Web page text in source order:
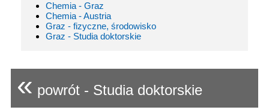
Chemia - Graz
Chemia - Austria
Graz - fizyczne, środowisko
Graz - Studia doktorskie
« powrót - Studia doktorskie